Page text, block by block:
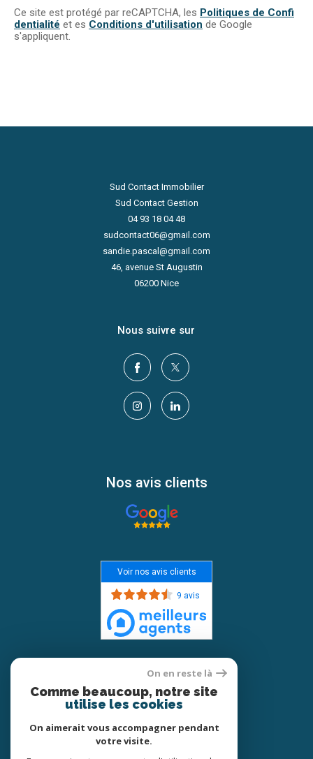
Ce site est protégé par reCAPTCHA, les Politiques de Confi
dentialité et es Conditions d'utilisation de Google
s'appliquent.
Sud Contact Immobilier
Sud Contact Gestion
04 93 18 04 48
sudcontact06@gmail.com
sandie.pascal@gmail.com
46, avenue St Augustin
06200
Nice
Nous suivre sur
Nos avis clients
Voir nos avis clients
9 avis
Adhérents
On en reste là
Comme beaucoup, notre site
utilise les cookies
On aimerait vous accompagner pendant
votre visite.